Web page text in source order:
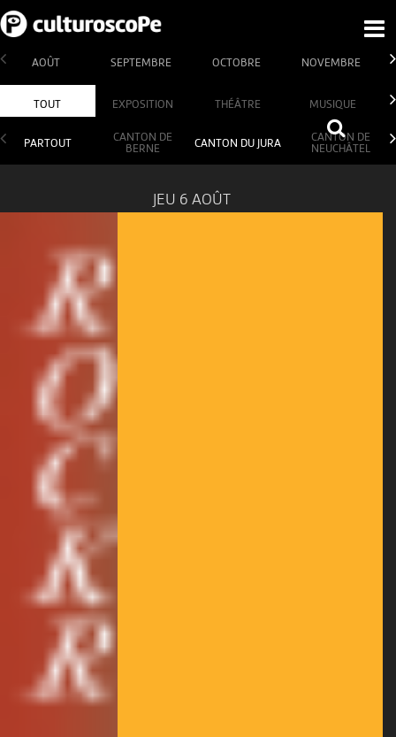
AOÛT SEPTEMBRE OCTOBRE NOVEMBRE
TOUT EXPOSITION THÉÂTRE MUSIQUE
PARTOUT
CANTON DE
BERNE
CANTON DU JURA
CANTON DE
NEUCHÂTEL
JEU 6 AOÛT